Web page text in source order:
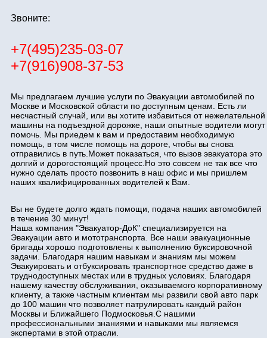
Звоните:
+7(495)235-03-07
+7(916)908-37-53
Мы предлагаем лучшие услуги по Эвакуации автомобилей по
Москве и Московской области по доступным ценам. Есть ли
несчастный случай, или вы хотите избавиться от нежелательной
машины на подъездной дорожке, наши опытные водители могут
помочь. Мы приедем к вам и предоставим необходимую
помощь, в том числе помощь на дороге, чтобы вы снова
отправились в путь.Может показаться, что вызов эвакуатора это
долгий и дорогостоящий процесс.Но это совсем не так все что
нужно сделать просто позвонить в наш офис и мы пришлем
наших квалифицированных водителей к Вам.
Вы не будете долго ждать помощи, подача наших автомобилей
в течение 30 минут!
Наша компания "Эвакуатор-ДоК" специализируется на
Эвакуации авто и мототранспорта. Все наши эвакуационные
бригады хорошо подготовлены к выполнению буксировочной
задачи. Благодаря нашим навыкам и знаниям мы можем
Эвакуировать и отбуксировать транспортное средство даже в
труднодоступных местах или в трудных условиях. Благодаря
нашему качеству обслуживания, оказываемого корпоративному
клиенту, а также частным клиентам мы развили свой авто парк
до 100 машин что позволяет патрулировать каждый район
Москвы и Ближайшего Подмосковья.С нашими
профессиональными знаниями и навыками мы являемся
экспертами в этой отрасли.